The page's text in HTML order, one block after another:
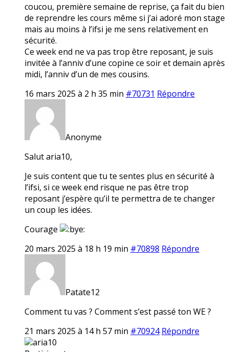
coucou, première semaine de reprise, ça fait du bien
de reprendre les cours même si j’ai adoré mon stage
mais au moins à l’ifsi je me sens relativement en
sécurité.
Ce week end ne va pas trop être reposant, je suis
invitée à l’anniv d’une copine ce soir et demain après
midi, l’anniv d’un de mes cousins.
16 mars 2025 à 2 h 35 min #70731 Répondre
Anonyme
Salut aria10,
Je suis content que tu te sentes plus en sécurité à
l’ifsi, si ce week end risque ne pas être trop
reposant j’espère qu’il te permettra de te changer
un coup les idées.
Courage
20 mars 2025 à 18 h 19 min #70898 Répondre
Patate12
Comment tu vas ? Comment s’est passé ton WE ?
21 mars 2025 à 14 h 57 min #70924 Répondre
aria10